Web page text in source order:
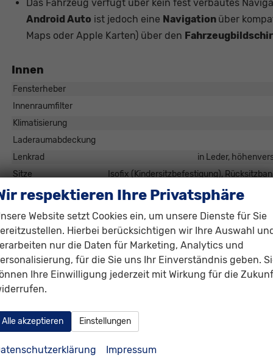
Das Fahrzeug verfügt über kein fest verbautes
Android Auto ist jedoch eine Navigation über
Maps oder Apple Karten) über den
Innen
Fensterheber
Innenraumfilter
Klimatisierung
Laderaumabdeckung
Lenkrad
in Leder,
Sitze
Isofix (Kindersitzbefestigung),
Sitze: Verstellbarkeit
Infotainment & Kommunikation
Audioanlage
Radio/MP3-Player, Radio, Schnittstelle MP3, Schnittstelle USB,
CarPlay, Musikstreaming integriert, Touchscreen
Außentemperaturanzeige
Navigationssystem
Telefon
Uhr & Drehzahlmesser
respektieren Ihre Privatsphäre
Website setzt Cookies ein, um unsere Dienste für Sie
Hierbei berücksichtigen wir Ihre Auswahl
nur die Daten für Marketing, Analytics und
für die Sie uns Ihr Einverständnis geben.
Ihre Einwilligung jederzeit mit Wirkung für die
Alle akzeptieren Einstellungen
Impressum